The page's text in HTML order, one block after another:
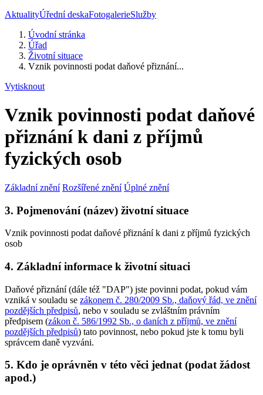
AktualityÚřední deskaFotogalerieSlužby
Úvodní stránka
Úřad
Životní situace
Vznik povinnosti podat daňové přiznání...
Vytisknout
Vznik povinnosti podat daňové
přiznání k dani z příjmů
fyzických osob
Základní znění Rozšířené znění Úplné znění
3. Pojmenování (název) životní situace
Vznik povinnosti podat daňové přiznání k dani z příjmů fyzických
osob
4. Základní informace k životní situaci
Daňové přiznání (dále též "DAP") jste povinni podat, pokud vám
vzniká v souladu se zákonem č. 280/2009 Sb., daňový řád, ve znění
pozdějších předpisů, nebo v souladu se zvláštním právním
předpisem (zákon č. 586/1992 Sb., o daních z příjmů, ve znění
pozdějších předpisů) tato povinnost, nebo pokud jste k tomu byli
správcem daně vyzváni.
5. Kdo je oprávněn v této věci jednat (podat žádost
apod.)